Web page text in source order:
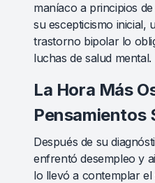
maníaco a principios
su escepticismo inicial,
trastorno bipolar lo
luchas de salud mental.
La Hora Más
Pensamientos
Después de su
enfrentó desempleo y
lo llevó a contemplar el